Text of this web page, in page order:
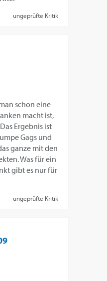
ungeprüfte Kritik
schon eine
macht ist,
Ergebnis ist
Gags und
ganze mit den
Was für ein
gibt es nur für
ungeprüfte Kritik